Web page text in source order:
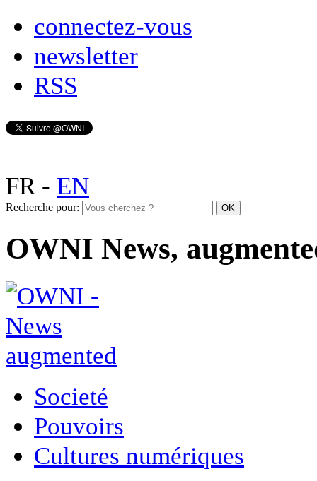
connectez-vous
newsletter
RSS
FR- EN
Recherche pour:
OWNI News,
Societé
Pouvoirs
Cultures numériques